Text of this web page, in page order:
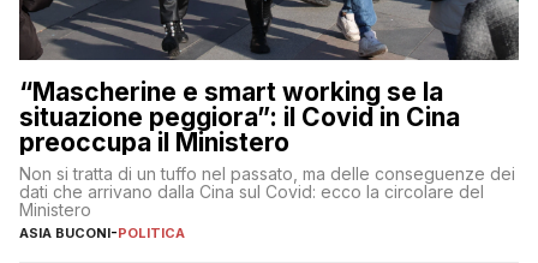
“Mascherine e smart working se la
situazione peggiora”: il Covid in Cina
preoccupa il Ministero
Non si tratta di un tuffo nel passato, ma delle conseguenze dei
dati che arrivano dalla Cina sul Covid: ecco la circolare del
Ministero
ASIA BUCONI-POLITICA